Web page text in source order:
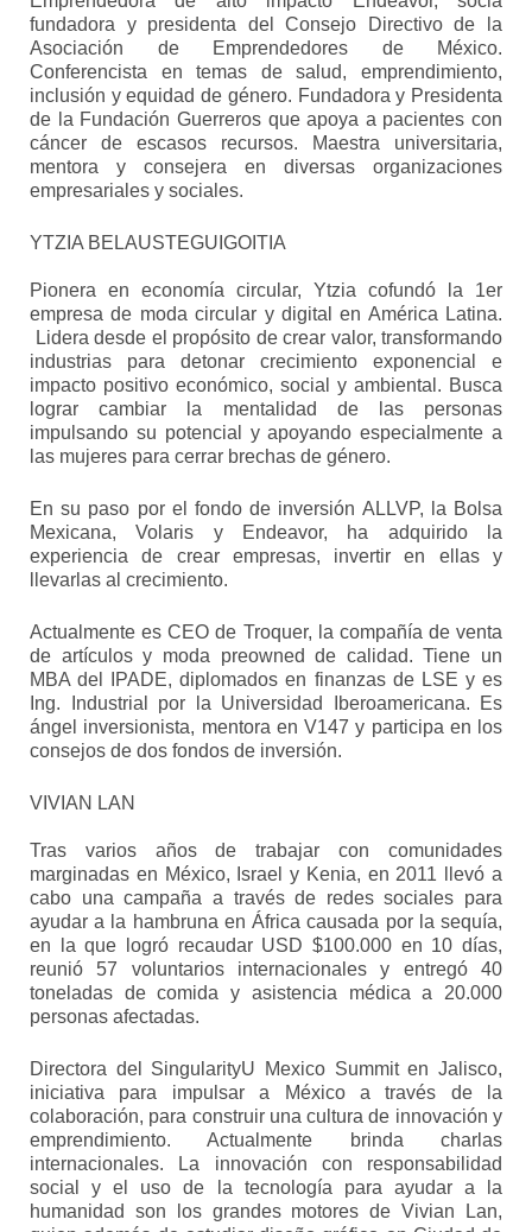
fundadora y presidenta del Consejo Directivo de la
Asociación de Emprendedores de México.
Conferencista en temas de salud, emprendimiento,
inclusión y equidad de género. Fundadora y Presidenta
de la Fundación Guerreros que apoya a pacientes con
cáncer de escasos recursos. Maestra universitaria,
mentora y consejera en diversas organizaciones
empresariales y sociales.
YTZIA BELAUSTEGUIGOITIA
Pionera en economía circular, Ytzia cofundó la 1er
empresa de moda circular y digital en América Latina.
Lidera desde el propósito de crear valor, transformando
industrias para detonar crecimiento exponencial e
impacto positivo económico, social y ambiental. Busca
lograr cambiar la mentalidad de las personas
impulsando su potencial y apoyando especialmente a
las mujeres para cerrar brechas de género.
En su paso por el fondo de inversión ALLVP, la Bolsa
Mexicana, Volaris y Endeavor, ha adquirido la
experiencia de crear empresas, invertir en ellas y
llevarlas al crecimiento.
Actualmente es CEO de Troquer, la compañía de venta
de artículos y moda preowned de calidad. Tiene un
MBA del IPADE, diplomados en finanzas de LSE y es
Ing. Industrial por la Universidad Iberoamericana. Es
ángel inversionista, mentora en V147 y participa en los
consejos de dos fondos de inversión.
VIVIAN LAN
Tras varios años de trabajar con comunidades
marginadas en México, Israel y Kenia, en 2011 llevó a
cabo una campaña a través de redes sociales para
ayudar a la hambruna en África causada por la sequía,
en la que logró recaudar USD $100.000 en 10 días,
reunió 57 voluntarios internacionales y entregó 40
toneladas de comida y asistencia médica a 20.000
personas afectadas.
Directora del SingularityU Mexico Summit en Jalisco,
iniciativa para impulsar a México a través de la
colaboración, para construir una cultura de innovación y
emprendimiento. Actualmente brinda charlas
internacionales. La innovación con responsabilidad
social y el uso de la tecnología para ayudar a la
humanidad son los grandes motores de Vivian Lan,